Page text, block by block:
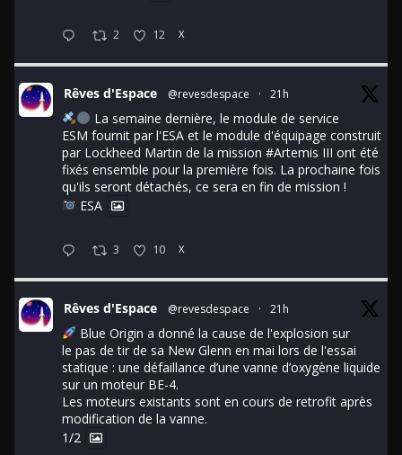
2 12 X
Rêves d'Espace @revesdespace · 21h
La semaine dernière, le module de service
ESM fournit par l'ESA et le module d'équipage construit
par Lockheed Martin de la mission #Artemis III ont été
fixés ensemble pour la première fois. La prochaine fois
qu'ils seront détachés, ce sera en fin de mission !
ESA
3 10 X
Rêves d'Espace @revesdespace · 21h
Blue Origin a donné la cause de l'explosion sur
le pas de tir de sa New Glenn en mai lors de l'essai
statique : une défaillance d’une vanne d’oxygène liquide
sur un moteur BE-4.
Les moteurs existants sont en cours de retrofit après
modification de la vanne.
1/2